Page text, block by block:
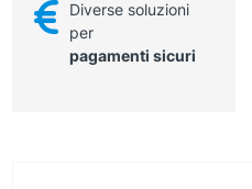
Diverse soluzioni
per
pagamenti sicuri